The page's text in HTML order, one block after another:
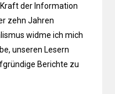
der Information
zehn Jahren
widme ich mich
unseren Lesern
Berichte zu